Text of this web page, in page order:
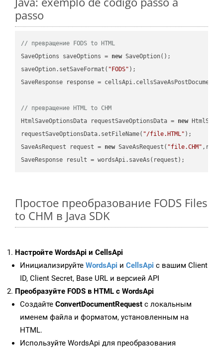
passo
// превращение FODS to HTML
SaveOptions saveOptions = new SaveOption();
saveOption.setSaveFormat( "FODS" );
SaveResponse response =
// превращение HTML to CHM
HtmlSaveOptionsData requestSaveOptionsData = new
requestSaveOptionsData.setFileName( "/file.HTML" );
SaveAsRequest request = new SaveAsRequest( "file.CHM"
Простое преобразование FODS Files
to CHM в Java SDK
Настройте WordsApi и CellsApi
Инициализируйте WordsApi и CellsApi с вашим Client
ID, Client Secret, Base URL и версией API
Преобразуйте FODS в HTML с WordsApi
Создайте ConvertDocumentRequest с локальным
именем файла и форматом, установленным на
HTML.
Используйте WordsApi для преобразования